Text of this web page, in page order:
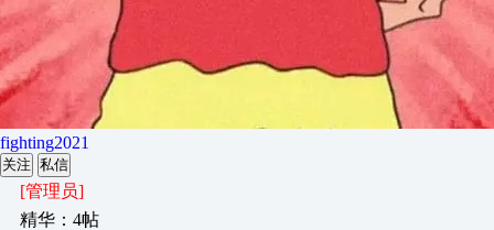
fighting2021
关注 私信
[管理员]
精华：4帖